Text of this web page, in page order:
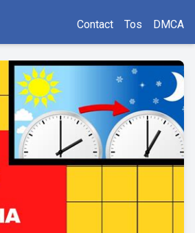
Contact Tos DMCA